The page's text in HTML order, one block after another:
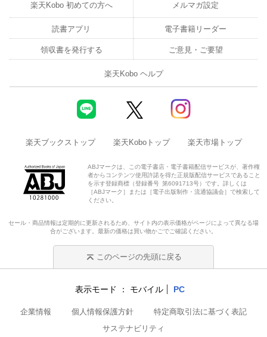
楽天Kobo 初めての方へ メルマガ設定
読書アプリ 電子書籍リーダー
領収書を発行する ご意見・ご要望
楽天Kobo ヘルプ
楽天ブックストップ 楽天Koboトップ 楽天市場トップ
ABJマークは、この電子書店・電子書籍配信サービスが、著作権
者からコンテンツ使用許諾を得た正規版配信サービスであること
を示す登録商標（登録番号 第6091713号）です。詳しくは
［ABJマーク］または［電子出版制作・流通協議会］で検索して
ください。
セール・商品情報は定期的に更新されるため、サイト内の表示価格がページによって異なる場
合がございます。最新の価格は買い物かごでご確認ください。
このページの先頭に戻る
表示モード モバイル PC
企業情報 個人情報保護方針
特定商取引法に基づく表記
サステナビリティ